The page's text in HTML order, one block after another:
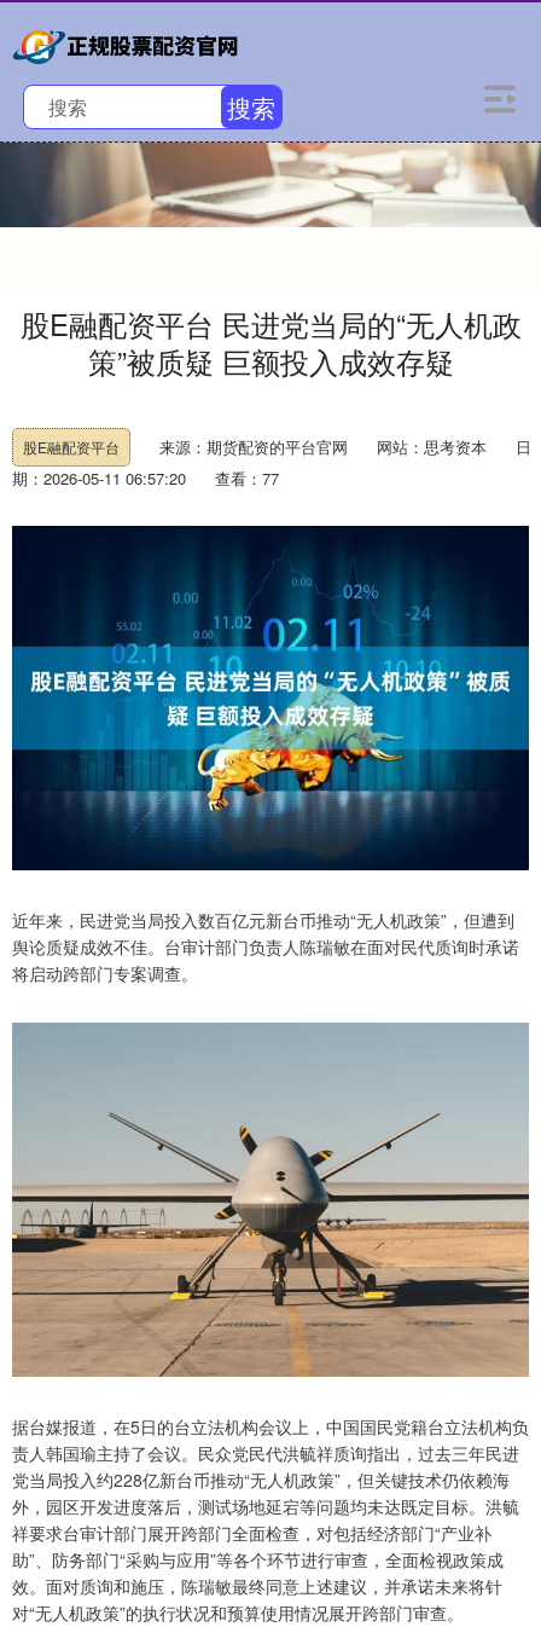
搜索
股E融配资平台 民进党当局的“无人机政
策”被质疑 巨额投入成效存疑
股E融配资平台 来源：期货配资的平台官网 网站：思考资本
日
期：2026-05-11 06:57:20
查看：77
近年来，民进党当局投入数百亿元新台币推动“无人机政策”，但遭到
舆论质疑成效不佳。台审计部门负责人陈瑞敏在面对民代质询时承诺
将启动跨部门专案调查。
据台媒报道，在5日的台立法机构会议上，中国国民党籍台立法机构负
责人韩国瑜主持了会议。民众党民代洪毓祥质询指出，过去三年民进
党当局投入约228亿新台币推动“无人机政策”，但关键技术仍依赖海
外，园区开发进度落后，测试场地延宕等问题均未达既定目标。洪毓
祥要求台审计部门展开跨部门全面检查，对包括经济部门“产业补
助”、防务部门“采购与应用”等各个环节进行审查，全面检视政策成
效。面对质询和施压，陈瑞敏最终同意上述建议，并承诺未来将针
对“无人机政策”的执行状况和预算使用情况展开跨部门审查。